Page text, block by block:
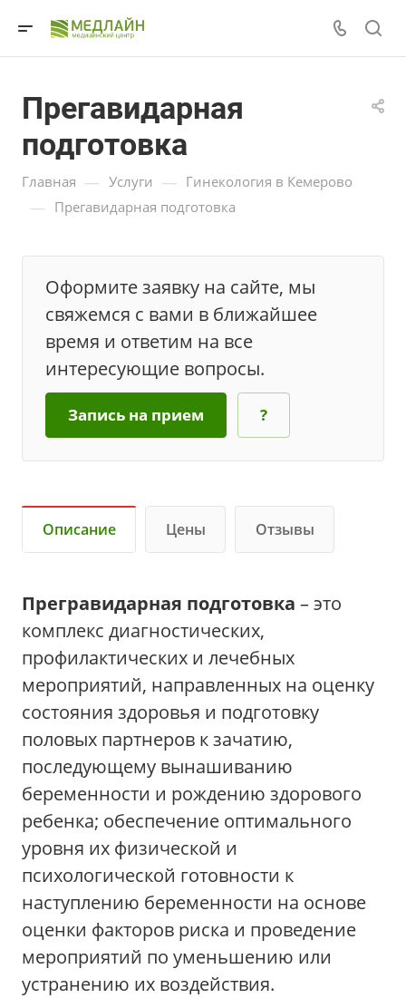
Прегавидарная
подготовка
Главная — Услуги — Гинекология в Кемерово
— Прегавидарная подготовка
Оформите заявку на сайте, мы
свяжемся с вами в ближайшее
время и ответим на все
интересующие вопросы.
Запись на прием ?
Описание Цены Отзывы
Прегравидарная подготовка – это
комплекс диагностических,
профилактических и лечебных
мероприятий, направленных на оценку
состояния здоровья и подготовку
половых партнеров к зачатию,
последующему вынашиванию
беременности и рождению здорового
ребенка; обеспечение оптимального
уровня их физической и
психологической готовности к
наступлению беременности на основе
оценки факторов риска и проведение
мероприятий по уменьшению или
устранению их воздействия.